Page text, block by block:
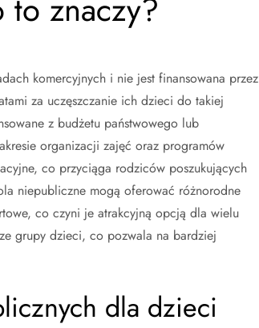
znaczy?
komercyjnych i nie jest finansowana przez
za uczęszczanie ich dzieci do takiej
z budżetu państwowego lub
organizacji zajęć oraz programów
co przyciąga rodziców poszukujących
niepubliczne mogą oferować różnorodne
co czyni je atrakcyjną opcją dla wielu
grupy dzieci, co pozwala na bardziej
dla dzieci